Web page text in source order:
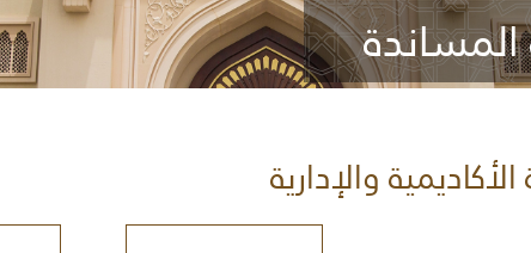
المساندة
الأكاديمية والإدارية